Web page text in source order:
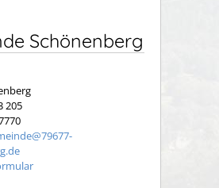
Schönenberg
205